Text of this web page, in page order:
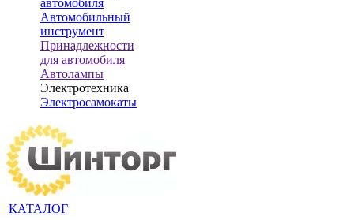
Автомобильный
инструмент
Принадлежности
для автомобиля
Автолампы
Электротехника
Электросамокаты
КАТАЛОГ